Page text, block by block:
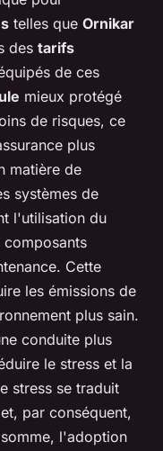
telles que Ornikar
des tarifs
de ces
mieux protégé
de risques, ce
plus
matière de
systèmes de
l'utilisation du
composants
Cette
les émissions de
plus sain.
conduite plus
le stress et la
stress se traduit
par conséquent,
l'adoption